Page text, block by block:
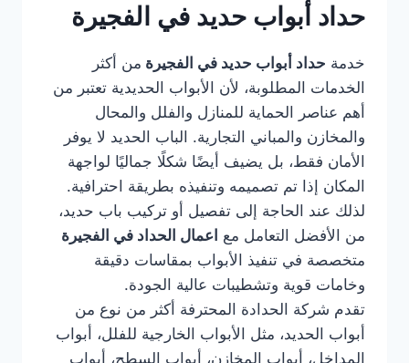
حداد أبواب حديد في الفجيرة
خدمة حداد أبواب حديد في الفجيرة من أكثر
الخدمات المطلوبة، لأن الأبواب الحديدية تعتبر من
أهم عناصر الحماية للمنازل والفلل والمحال
والمخازن والمباني التجارية. الباب الحديد لا يوفر
الأمان فقط، بل يضيف أيضًا شكلًا جماليًا لواجهة
المكان إذا تم تصميمه وتنفيذه بطريقة احترافية.
لذلك عند الحاجة إلى تفصيل أو تركيب باب حديد،
من الأفضل التعامل مع اعمال الحداد في الفجيرة
متخصصة في تنفيذ الأبواب بمقاسات دقيقة
وخامات قوية وتشطيبات عالية الجودة.
تقدم شركة الحدادة المحترفة أكثر من نوع من
أبواب الحديد، مثل الأبواب الخارجية للفلل، أبواب
المداخل، أبواب المخازن، أبواب السطح، أبواب